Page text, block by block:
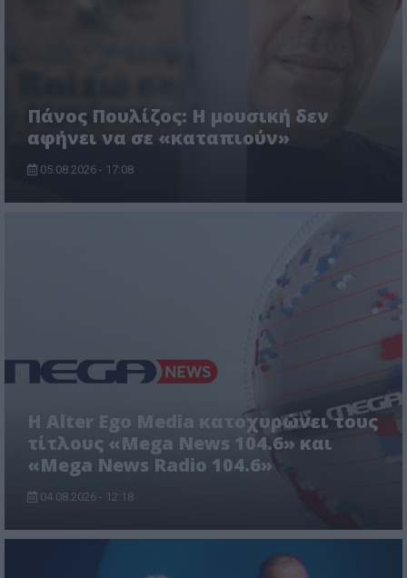
Πάνος Πουλίζος: Η μουσική δεν
αφήνει να σε «καταπιούν»
05.08.2026 - 17:08
Η Alter Ego Media κατοχυρώνει τους
τίτλους «Mega News 104.6» και
«Mega News Radio 104.6»
04.08.2026 - 12:18